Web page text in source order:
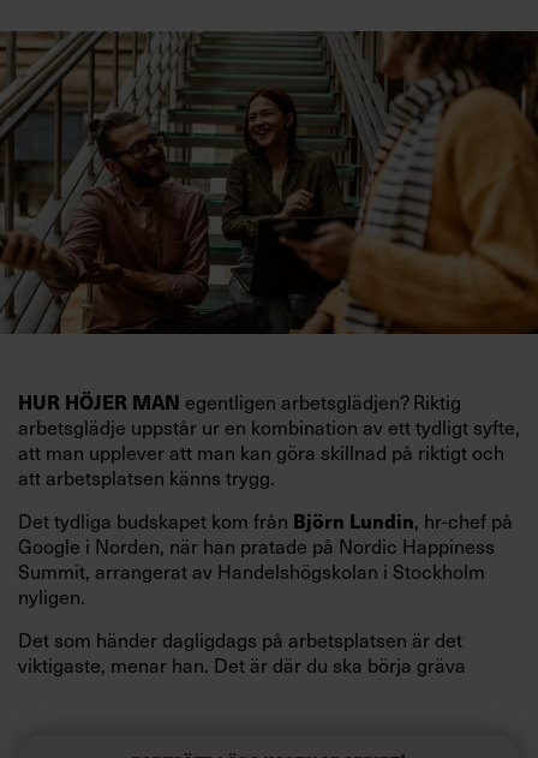
HUR HÖJER MAN egentligen arbetsglädjen? Riktig
arbetsglädje uppstår ur en kombination av ett tydligt syfte,
att man upplever att man kan göra skillnad på riktigt och
att arbetsplatsen känns trygg.
Det tydliga budskapet kom från Björn Lundin, hr-chef på
Google i Norden, när han pratade på Nordic Happiness
Summit, arrangerat av Handelshögskolan i Stockholm
nyligen.
Det som händer dagligdags på arbetsplatsen är det
viktigaste, menar han. Det är där du ska börja gräva